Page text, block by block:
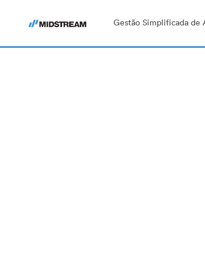
Gestão Simplificada de